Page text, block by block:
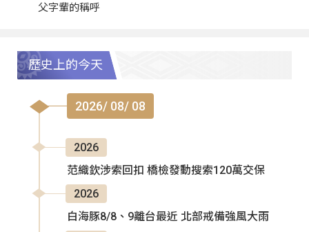
父字輩的稱呼
歷史上的今天
2026/ 08/ 08
2026
范織欽涉索回扣 橋檢發動搜索120萬交保
2026
白海豚8/8、9離台最近 北部戒備強風大雨